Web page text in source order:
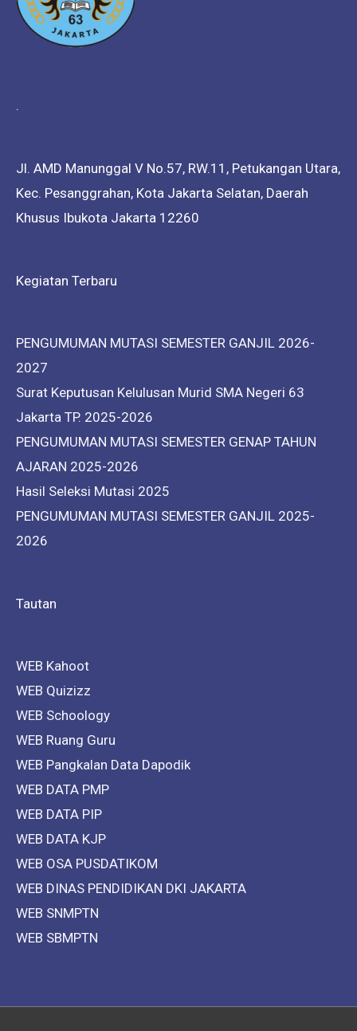
.
Jl. AMD Manunggal V No.57, RW.11, Petukangan Utara,
Kec. Pesanggrahan, Kota Jakarta Selatan, Daerah
Khusus Ibukota Jakarta 12260
Kegiatan Terbaru
PENGUMUMAN MUTASI SEMESTER GANJIL 2026-
2027
Surat Keputusan Kelulusan Murid SMA Negeri 63
Jakarta TP. 2025-2026
PENGUMUMAN MUTASI SEMESTER GENAP TAHUN
AJARAN 2025-2026
Hasil Seleksi Mutasi 2025
PENGUMUMAN MUTASI SEMESTER GANJIL 2025-
2026
Tautan
WEB Kahoot
WEB Quizizz
WEB Schoology
WEB Ruang Guru
WEB Pangkalan Data Dapodik
WEB DATA PMP
WEB DATA PIP
WEB DATA KJP
WEB OSA PUSDATIKOM
WEB DINAS PENDIDIKAN DKI JAKARTA
WEB SNMPTN
WEB SBMPTN